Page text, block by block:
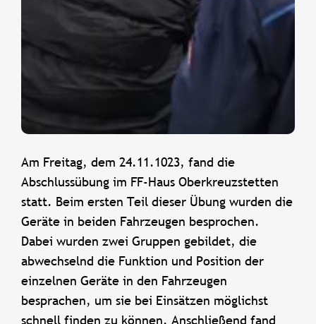
Am Freitag, dem 24.11.1023, fand die
Abschlussübung im FF-Haus Oberkreuzstetten
statt. Beim ersten Teil dieser Übung wurden die
Geräte in beiden Fahrzeugen besprochen.
Dabei wurden zwei Gruppen gebildet, die
abwechselnd die Funktion und Position der
einzelnen Geräte in den Fahrzeugen
besprachen, um sie bei Einsätzen möglichst
schnell finden zu können. Anschließend fand